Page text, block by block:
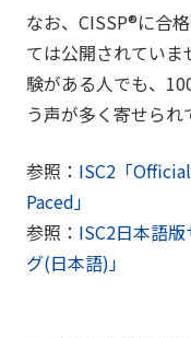
なお、CISSP®に合
ては公開されてい
験がある人でも、
う声が多く寄せられ
参照： ISC2「
Paced」
参照： ISC2日本語
グ(日本語)」